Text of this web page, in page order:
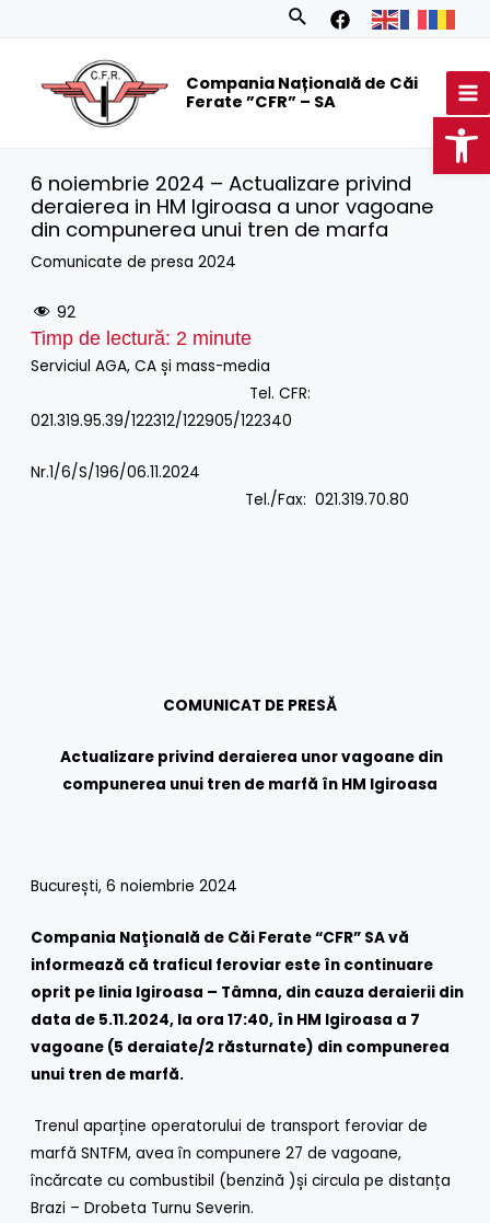
Search
Compania Națională de Căi
Ferate ”CFR” – SA
6 noiembrie 2024 – Actualizare privind
deraierea in HM Igiroasa a unor vagoane
din compunerea unui tren de marfa
Comunicate de presa 2024
92
Timp de lectură: 2 minute
Serviciul AGA, CA și mass-media
Tel. CFR:
021.319.95.39/122312/122905/122340
Nr.1/6/S/196/06.11.2024
Tel./Fax: 021.319.70.80
COMUNICAT DE PRESĂ
Actualizare privind deraierea unor vagoane din
compunerea unui tren de marfă în HM Igiroasa
București, 6 noiembrie 2024
Compania Naţională de Căi Ferate “CFR” SA vă
informează că traficul feroviar este în continuare
oprit pe linia Igiroasa – Tâmna, din cauza deraierii din
data de 5.11.2024, la ora 17:40, în HM Igiroasa a 7
vagoane (5 deraiate/2 răsturnate) din compunerea
unui tren de marfă.
Trenul aparține operatorului de transport feroviar de
marfă SNTFM, avea în compunere 27 de vagoane,
încărcate cu combustibil (benzină )și circula pe distanța
Brazi – Drobeta Turnu Severin.